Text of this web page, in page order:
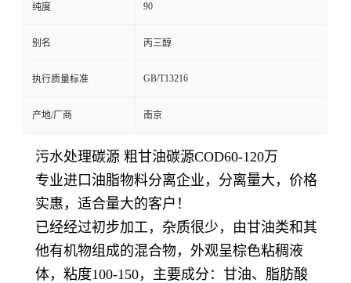
纯度 90
别名 丙三醇
执行质量标准 GB/T13216
产地/厂商 南京
污水处理碳源 粗甘油碳源COD60-120万
专业进口油脂物料分离企业，分离量大，价格
实惠，适合量大的客户！
已经经过初步加工，杂质很少，由甘油类和其
他有机物组成的混合物，外观呈棕色粘稠液
体，粘度100-150，主要成分：甘油、脂肪酸